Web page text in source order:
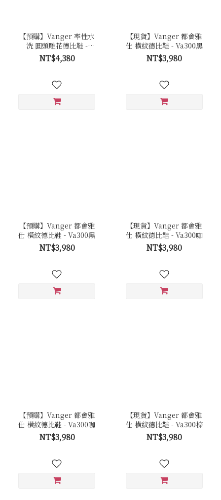
【預購】Vanger 率性水
洗 圓頭雕花德比鞋 -
Va298黑
NT$4,380
【現貨】Vanger 都會雅
仕 橫紋德比鞋 - Va300黑
NT$3,980
【預購】Vanger 都會雅
仕 橫紋德比鞋 - Va300黑
NT$3,980
【現貨】Vanger 都會雅
仕 橫紋德比鞋 - Va300咖
NT$3,980
【預購】Vanger 都會雅
仕 橫紋德比鞋 - Va300咖
NT$3,980
【現貨】Vanger 都會雅
仕 橫紋德比鞋 - Va300棕
NT$3,980